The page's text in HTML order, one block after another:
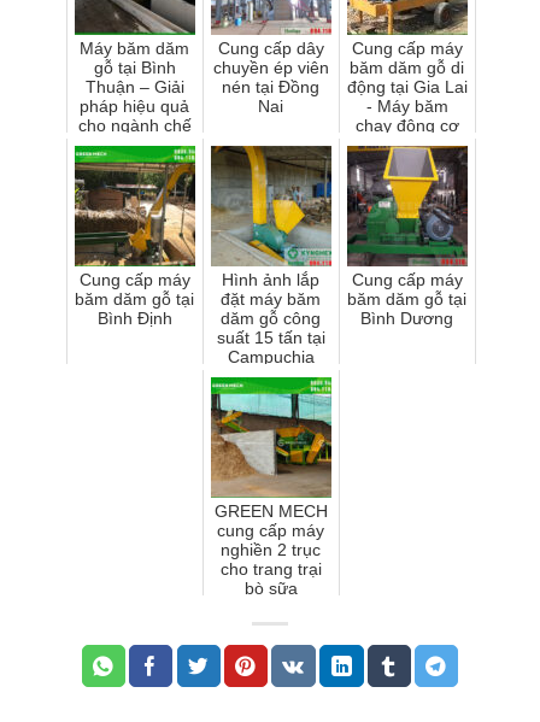
Máy băm dăm
gỗ tại Bình
Thuận – Giải
pháp hiệu quả
cho ngành chế
biến gỗ và viên
nén sinh khối
Cung cấp dây
chuyền ép viên
nén tại Đồng
Nai
Cung cấp máy
băm dăm gỗ di
động tại Gia Lai
- Máy băm
chạy động cơ
dầu
Cung cấp máy
băm dăm gỗ tại
Bình Định
Hình ảnh lắp
đặt máy băm
dăm gỗ công
suất 15 tấn tại
Campuchia
Cung cấp máy
băm dăm gỗ tại
Bình Dương
GREEN MECH
cung cấp máy
nghiền 2 trục
cho trang trại
bò sữa
Ninh – Bước
tiến mới tr...